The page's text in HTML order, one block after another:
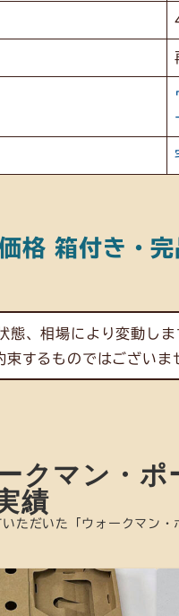
格 箱付き・完
態、相場により変動しま
束するものではございま
クマン・
績
ただいた「ウォークマン